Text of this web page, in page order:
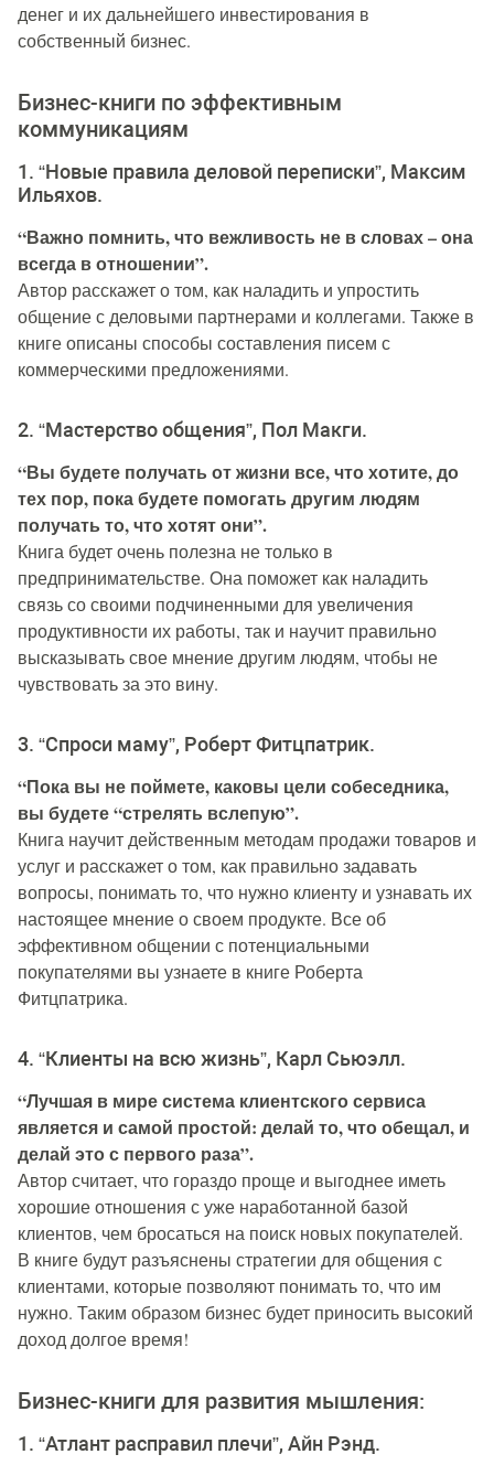
денег и их дальнейшего инвестирования в
собственный бизнес.
Бизнес-книги по эффективным
коммуникациям
1. “Новые правила деловой переписки”, Максим
Ильяхов.
“Важно помнить, что вежливость не в словах – она
всегда в отношении”.
Автор расскажет о том, как наладить и упростить
общение с деловыми партнерами и коллегами. Также в
книге описаны способы составления писем с
коммерческими предложениями.
2. “Мастерство общения”, Пол Макги.
“Вы будете получать от жизни все, что хотите, до
тех пор, пока будете помогать другим людям
получать то, что хотят они”.
Книга будет очень полезна не только в
предпринимательстве. Она поможет как наладить
связь со своими подчиненными для увеличения
продуктивности их работы, так и научит правильно
высказывать свое мнение другим людям, чтобы не
чувствовать за это вину.
3. “Спроси маму”, Роберт Фитцпатрик.
“Пока вы не поймете, каковы цели собеседника,
вы будете “стрелять вслепую”.
Книга научит действенным методам продажи товаров и
услуг и расскажет о том, как правильно задавать
вопросы, понимать то, что нужно клиенту и узнавать их
настоящее мнение о своем продукте. Все об
эффективном общении с потенциальными
покупателями вы узнаете в книге Роберта
Фитцпатрика.
4. “Клиенты на всю жизнь”, Карл Сьюэлл.
“Лучшая в мире система клиентского сервиса
является и самой простой: делай то, что обещал, и
делай это с первого раза”.
Автор считает, что гораздо проще и выгоднее иметь
хорошие отношения с уже наработанной базой
клиентов, чем бросаться на поиск новых покупателей.
В книге будут разъяснены стратегии для общения с
клиентами, которые позволяют понимать то, что им
нужно. Таким образом бизнес будет приносить высокий
доход долгое время!
Бизнес-книги для развития мышления:
1. “Атлант расправил плечи”, Айн Рэнд.